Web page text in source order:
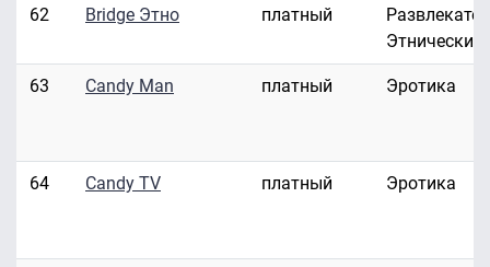
62 Bridge Этно платный
Этнические
63 Candy Man платный Эротика
64 Candy TV платный Эротика